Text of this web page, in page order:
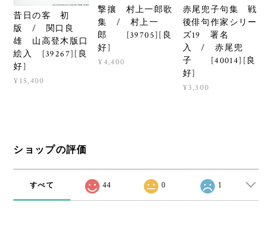
昔日の客 初
版 / 関口良
雄 山高登木版口
絵入 [39267][良
好]
¥15,400
撃攘 村上一郎歌
集 / 村上一
郎 [39705][良
好]
¥4,400
赤尾兜子句集 戦
後俳句作家シリー
ズ19 署名
入 / 赤尾兜
子 [40014][良
好]
¥3,300
ショップの評価
すべて 44 0 1